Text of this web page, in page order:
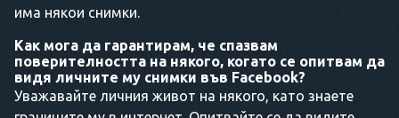
има някои снимки.
Как мога да гарантирам, че спазвам
поверителността на някого, когато се опитвам да
видя личните му снимки във Facebook?
Уважавайте личния живот на някого, като знаете